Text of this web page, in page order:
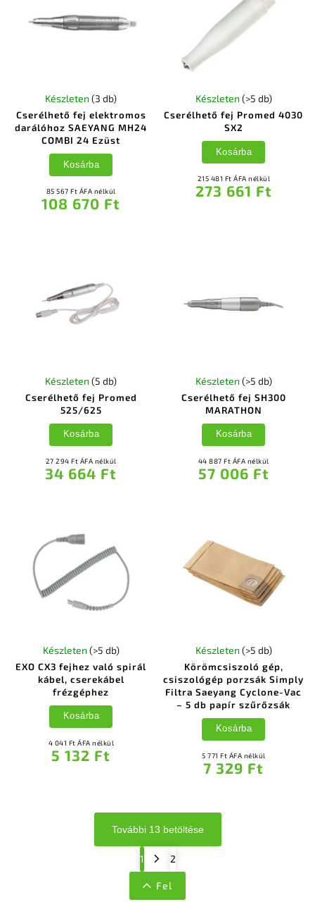
Cserélhető fej elektromos
darálóhoz SAEYANG MH24
COMBI 24 Ezüst
Készleten(3 db)
85 567 Ft ÁFA nélkül
108 670 Ft
Kosárba
Cserélhető fej Promed 4030
SX2
Készleten (>5 db)
215 481 Ft ÁFA nélkül
273 661 Ft
Kosárba
Cserélhető fej Promed
525/625
Készleten(5 db)
27 294 Ft ÁFA nélkül
34 664 Ft
Kosárba
Cserélhető fej SH300
MARATHON
Készleten (>5 db)
44 887 Ft ÁFA nélkül
57 006 Ft
Kosárba
EXO CX3 fejhez való spirál
kábel, cserekábel
frézgéphez
Készleten (>5 db)
4 041 Ft ÁFA nélkül
5 132 Ft
Kosárba
Körömcsiszoló gép,
csiszológép porzsák Simply
Filtra Saeyang Cyclone-Vac
– 5 db papír szűrőzsák
Készleten (>5 db)
5 771 Ft ÁFA nélkül
7 329 Ft
Kosárba
További 13 betöltése
1 2
Fel